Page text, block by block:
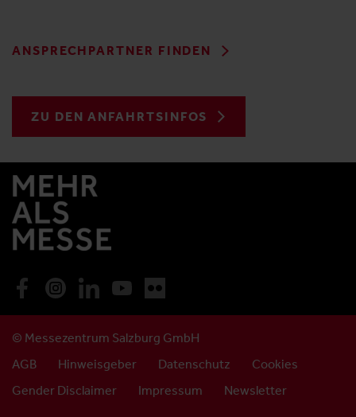
ANSPRECHPARTNER FINDEN
ZU DEN ANFAHRTSINFOS
© Messezentrum Salzburg GmbH
AGB
Hinweisgeber Datenschutz
Cookies
Gender Disclaimer
Impressum Newsletter